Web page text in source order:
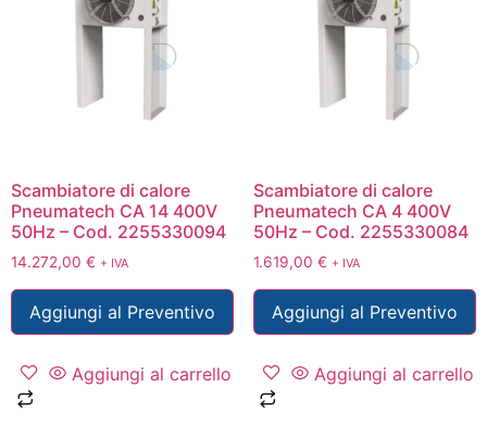
Scambiatore di calore
Pneumatech CA 14 400V
50Hz – Cod. 2255330094
14.272,00 € + IVA
Aggiungi al Preventivo
Aggiungi al carrello
Scambiatore di calore
Pneumatech CA 4 400V
50Hz – Cod. 2255330084
1.619,00 € + IVA
Aggiungi al Preventivo
Aggiungi al carrello